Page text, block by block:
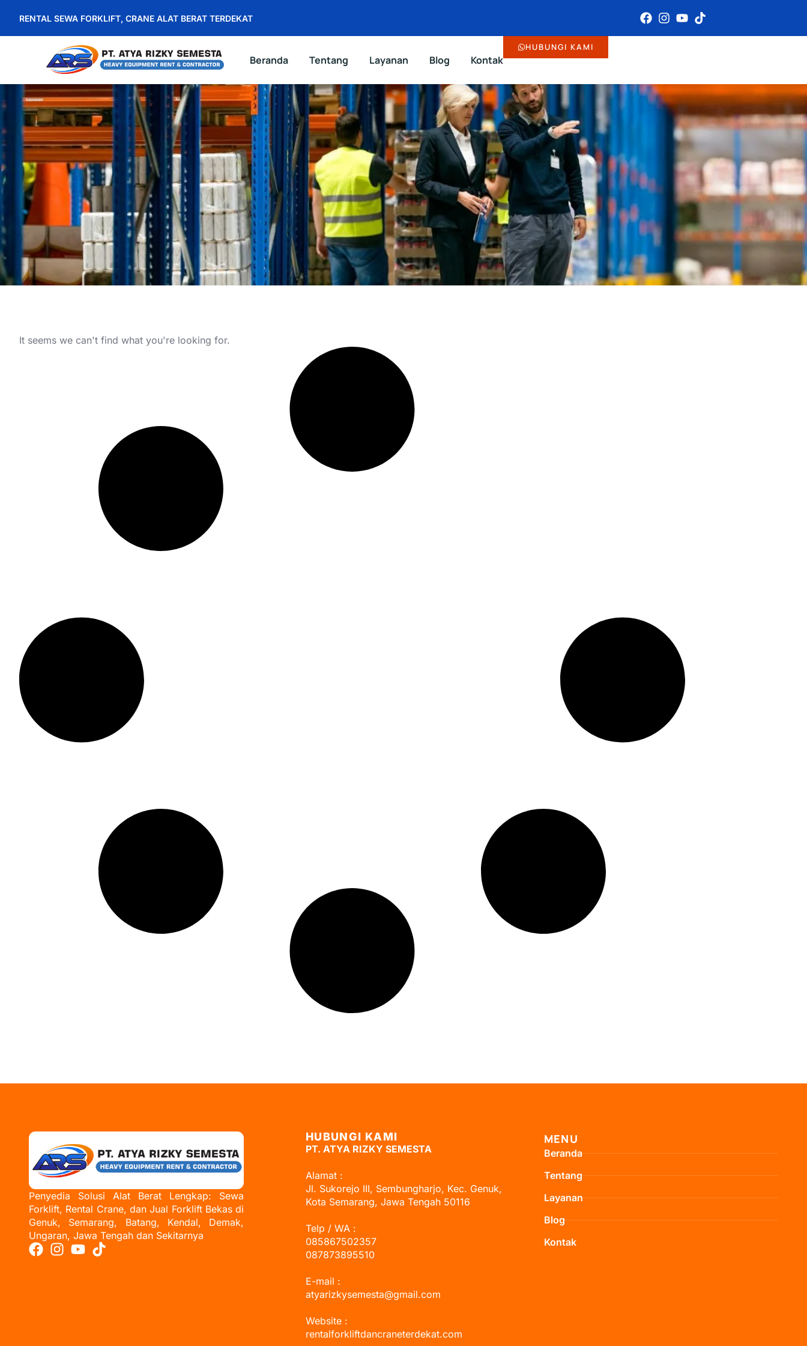
RENTAL SEWA FORKLIFT, CRANE ALAT BERAT TERDEKAT
Beranda Tentang Layanan Blog Kontak
HUBUNGI KAMI
It seems we can't find what you're looking for.
Penyedia Solusi Alat Berat Lengkap: Sewa
Forklift, Rental Crane, dan Jual Forklift Bekas di
Genuk, Semarang, Batang, Kendal, Demak,
Ungaran, Jawa Tengah dan Sekitarnya
HUBUNGI KAMI
PT. ATYA RIZKY SEMESTA
Alamat :
Jl. Sukorejo III, Sembungharjo, Kec. Genuk,
Kota Semarang, Jawa Tengah 50116
Telp / WA :
085867502357
087873895510
E-mail :
atyarizkysemesta@gmail.com
Website :
rentalforkliftdancraneterdekat.com
MENU
Beranda
Tentang
Layanan
Blog
Kontak